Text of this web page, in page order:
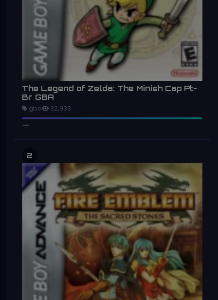
The Legend of Zelda: The Minish Cap Pt-
Br GBA
gba 32,933
2